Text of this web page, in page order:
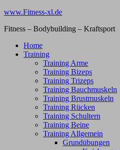
Zum
springen
www.Fitness-xl.de
Fitness – Bodybuilding – Kraftsport
Home
Training
Training Arme
Training Bizeps
Training Trizeps
Training Bauchmuskeln
Training Brustmuskeln
Training Rücken
Training Schultern
Training Beine
Training Allgemein
Grundübungen